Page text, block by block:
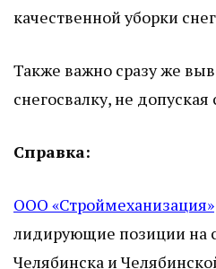
качественной уборки
Также важно сразу же
снегосвалку, не
Справка:
ООО «Строймеханизация»
лидирующие позиции на
Челябинска и